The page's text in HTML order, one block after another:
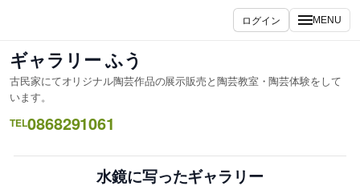
ス
キ
ッ
プ
ログイン MENU
ギャラリー ふう
古民家にてオリジナル陶芸作品の展示販売と陶芸教室・陶芸体験をして
います。
TEL0868291061
水鏡に写ったギャラリー